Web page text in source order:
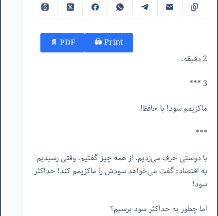
Print 🖨
PDF 📄
2 دقیقه.
3 ***
ماکزیمم سود! با حافظ!
***
با دوستی حرف می‌زدیم. از همه چیز گفتیم. وقتی رسیدیم
به اقتصاد؛ گفت می‌خواهد سودش را ماکزیمم کند! حداکثر
سود!
اما چطور به حداکثر سود برسیم؟